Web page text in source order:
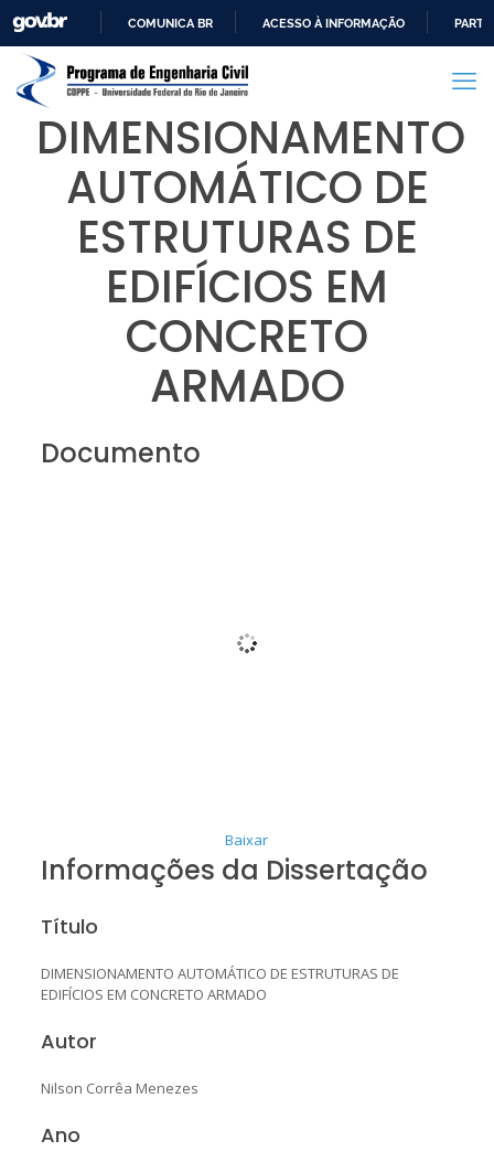
PARA
CONTEÚDO
COMUNICA BR ACESSO À INFORMAÇÃO
DIMENSIONAMENTO
AUTOMÁTICO DE
ESTRUTURAS DE
EDIFÍCIOS EM
CONCRETO
ARMADO
Documento
Baixar
Informações da Dissertação
Título
DIMENSIONAMENTO AUTOMÁTICO DE ESTRUTURAS DE
EDIFÍCIOS EM CONCRETO ARMADO
Autor
Nilson Corrêa Menezes
Ano